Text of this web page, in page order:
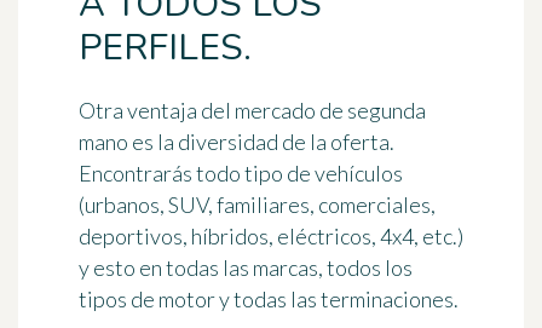
PERFILES.
Otra ventaja del mercado de segunda
mano es la diversidad de la oferta.
Encontrarás todo tipo de vehículos
(urbanos, SUV, familiares, comerciales,
deportivos, híbridos, eléctricos, 4x4, etc.)
y esto en todas las marcas, todos los
tipos de motor y todas las terminaciones.